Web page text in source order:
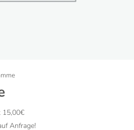
15,00€
Anfrage!